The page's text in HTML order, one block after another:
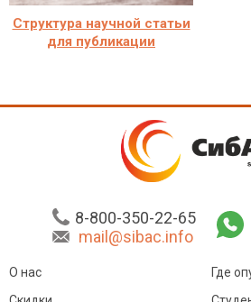
Структура научной статьи
для публикации
8-800-350-22-65
mail@sibac.info
О нас
Где